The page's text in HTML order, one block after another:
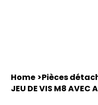
Home >Pièces
JEU DE VIS M8 AVEC